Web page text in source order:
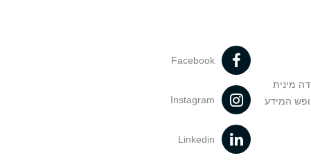
מינית
המידע
Facebook
Instagram
Linkedin